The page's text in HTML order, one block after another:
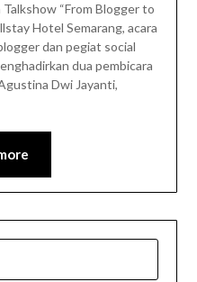
“From Blogger to
Hotel Semarang, acara
dan pegiat social
dua pembicara
Dwi Jayanti,